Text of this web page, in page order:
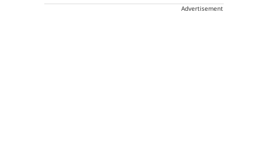
Advertisement